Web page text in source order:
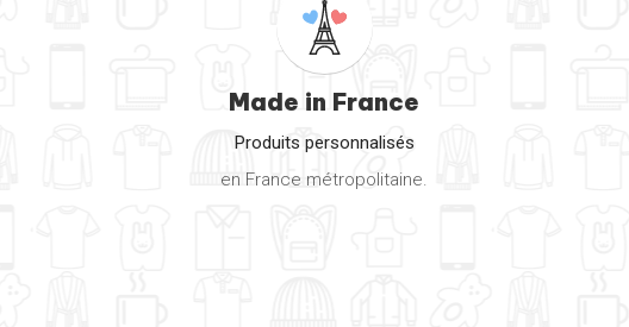
Made in France
Produits personnalisés
en France métropolitaine.